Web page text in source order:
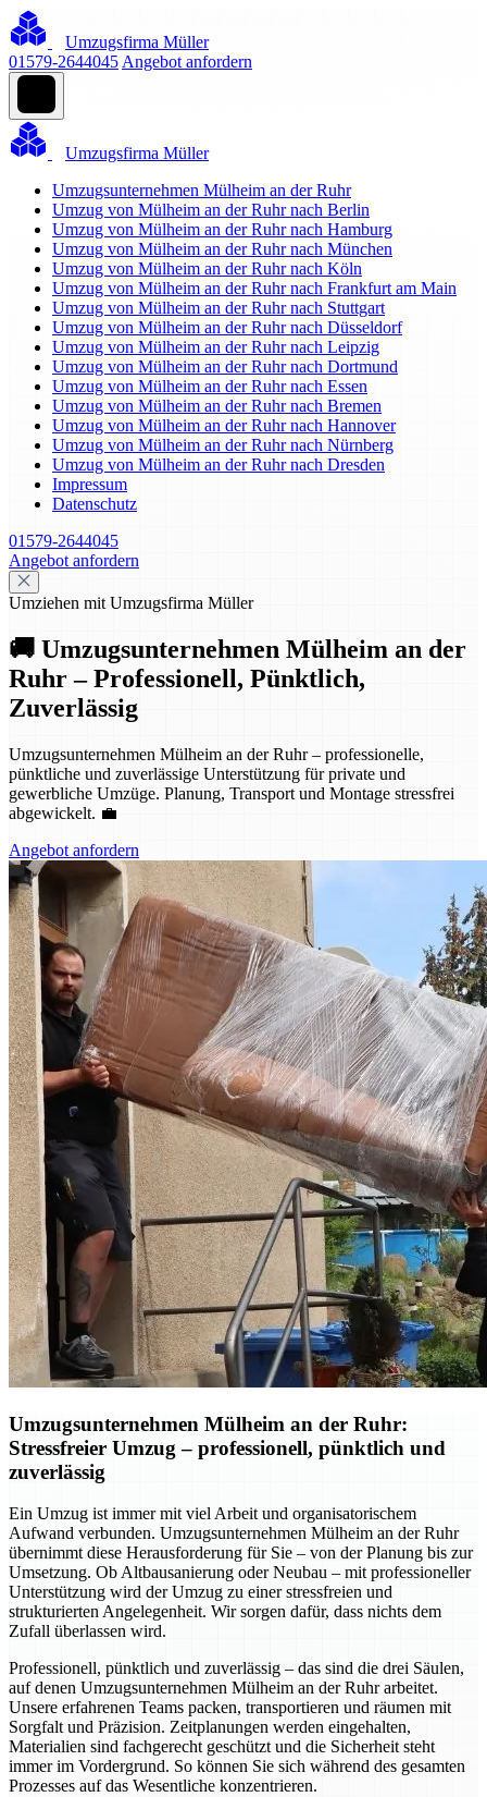
Umzugsfirma Müller
01579-2644045 Angebot anfordern
Umzugsfirma Müller
Umzugsunternehmen Mülheim an der Ruhr
Umzug von Mülheim an der Ruhr nach Berlin
Umzug von Mülheim an der Ruhr nach Hamburg
Umzug von Mülheim an der Ruhr nach München
Umzug von Mülheim an der Ruhr nach Köln
Umzug von Mülheim an der Ruhr nach Frankfurt am Main
Umzug von Mülheim an der Ruhr nach Stuttgart
Umzug von Mülheim an der Ruhr nach Düsseldorf
Umzug von Mülheim an der Ruhr nach Leipzig
Umzug von Mülheim an der Ruhr nach Dortmund
Umzug von Mülheim an der Ruhr nach Essen
Umzug von Mülheim an der Ruhr nach Bremen
Umzug von Mülheim an der Ruhr nach Hannover
Umzug von Mülheim an der Ruhr nach Nürnberg
Umzug von Mülheim an der Ruhr nach Dresden
Impressum
Datenschutz
01579-2644045
Angebot anfordern
Umziehen mit Umzugsfirma Müller
🚚 Umzugsunternehmen Mülheim an der
Ruhr – Professionell, Pünktlich,
Zuverlässig
Umzugsunternehmen Mülheim an der Ruhr – professionelle,
pünktliche und zuverlässige Unterstützung für private und
gewerbliche Umzüge. Planung, Transport und Montage stressfrei
abgewickelt. 💼
Angebot anfordern
Umzugsunternehmen Mülheim an der Ruhr:
Stressfreier Umzug – professionell, pünktlich und
zuverlässig
Ein Umzug ist immer mit viel Arbeit und organisatorischem
Aufwand verbunden. Umzugsunternehmen Mülheim an der Ruhr
übernimmt diese Herausforderung für Sie – von der Planung bis zur
Umsetzung. Ob Altbausanierung oder Neubau – mit professioneller
Unterstützung wird der Umzug zu einer stressfreien und
strukturierten Angelegenheit. Wir sorgen dafür, dass nichts dem
Zufall überlassen wird.
Professionell, pünktlich und zuverlässig – das sind die drei Säulen,
auf denen Umzugsunternehmen Mülheim an der Ruhr arbeitet.
Unsere erfahrenen Teams packen, transportieren und räumen mit
Sorgfalt und Präzision. Zeitplanungen werden eingehalten,
Materialien sind fachgerecht geschützt und die Sicherheit steht
immer im Vordergrund. So können Sie sich während des gesamten
Prozesses auf das Wesentliche konzentrieren.